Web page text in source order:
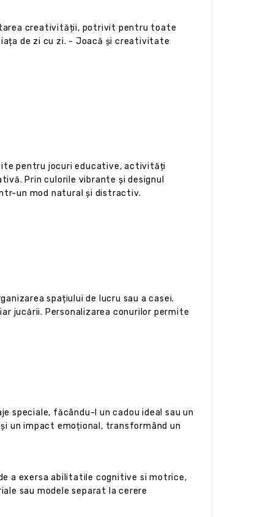
creativității, potrivit pentru toate
de zi cu zi. - Joacă și creativitate
pentru jocuri educative, activități
Prin culorile vibrante și designul
un mod natural și distractiv.
spațiului de lucru sau a casei.
jucării. Personalizarea conurilor permite
speciale, făcându-l un cadou ideal sau un
un impact emoțional, transformând un
a exersa abilitatile cognitive si motrice,
sau modele separat la cerere